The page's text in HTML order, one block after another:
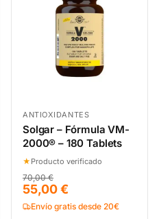
ANTIOXIDANTES
Solgar – Fórmula VM-
2000® – 180 Tablets
★ Producto verificado
70,00 €
55,00 €
Envío gratis desde 20€